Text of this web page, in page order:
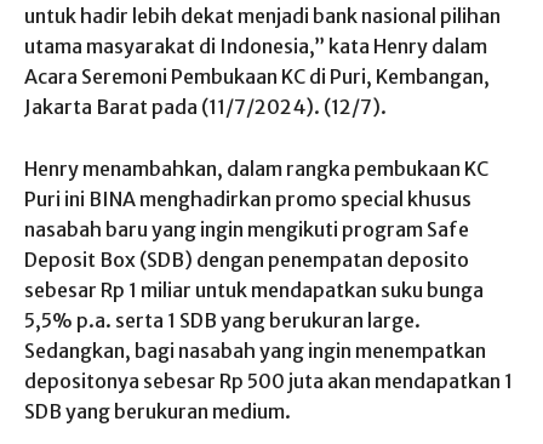
untuk hadir lebih dekat menjadi bank nasional pilihan
utama masyarakat di Indonesia,” kata Henry dalam
Acara Seremoni Pembukaan KC di Puri, Kembangan,
Jakarta Barat pada (11/7/2024). (12/7).
Henry menambahkan, dalam rangka pembukaan KC
Puri ini BINA menghadirkan promo special khusus
nasabah baru yang ingin mengikuti program Safe
Deposit Box (SDB) dengan penempatan deposito
sebesar Rp 1 miliar untuk mendapatkan suku bunga
5,5% p.a. serta 1 SDB yang berukuran large.
Sedangkan, bagi nasabah yang ingin menempatkan
depositonya sebesar Rp 500 juta akan mendapatkan 1
SDB yang berukuran medium.